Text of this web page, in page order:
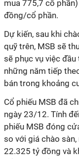
mua 775,7 cổ
đồng/cổ phần.
Dự kiến, sau khi
quỹ trên, MSB sẽ
sẽ phục vụ việc
những năm tiếp
bán trong khoảng
Cổ phiếu MSB đã
ngày 23/12. Tính
phiếu MSB đóng
so với giá chào
22.325 tỷ đồng và